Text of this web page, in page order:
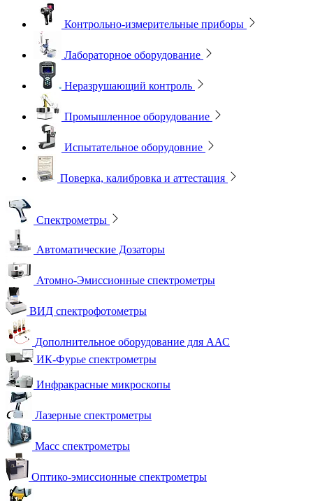
Контрольно-измерительные приборы
Лабораторное оборудование
Неразрушающий контроль
Промышленное оборудование
Испытательное оборудовние
Поверка, калибровка и аттестация
Спектрометры
Автоматические Дозаторы
Атомно-Эмиссионные спектрометры
ВИД спектрофотометры
Дополнительное оборудование для ААС
ИК-Фурье спектрометры
Инфракрасные микроскопы
Лазерные спектрометры
Масс спектрометры
Оптико-эмиссионные спектрометры